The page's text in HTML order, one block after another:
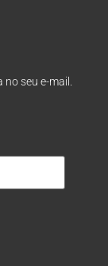
seu e-mail.